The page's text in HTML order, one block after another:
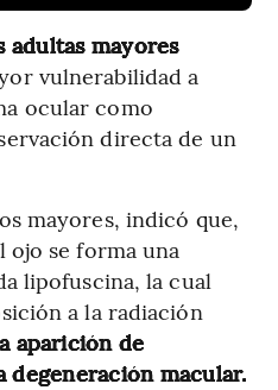
adultas mayores
vulnerabilidad a
ocular como
directa de un
mayores, indicó que,
se forma una
lipofuscina, la cual
a la radiación
aparición de
degeneración macular.